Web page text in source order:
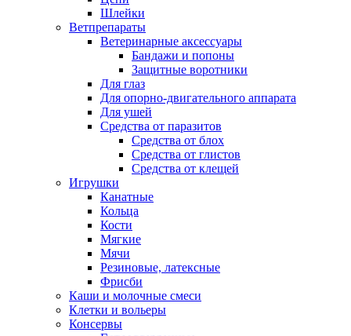
Шлейки
Ветпрепараты
Ветеринарные аксессуары
Бандажи и попоны
Защитные воротники
Для глаз
Для опорно-двигательного аппарата
Для ушей
Средства от паразитов
Средства от блох
Средства от глистов
Средства от клещей
Игрушки
Канатные
Кольца
Кости
Мягкие
Мячи
Резиновые, латексные
Фрисби
Каши и молочные смеси
Клетки и вольеры
Консервы